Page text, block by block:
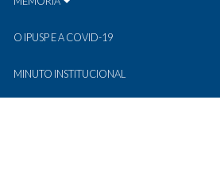
O IPUSP E A COVID-19
MINUTO INSTITUCIONAL